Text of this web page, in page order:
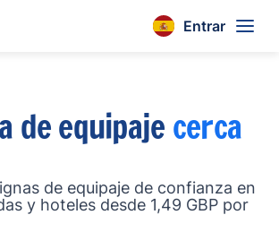
Entrar
de equipajecerca
de equipaje de confianza en
y hoteles desde 1,49 GBP por